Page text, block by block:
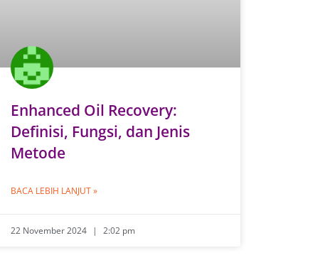
Enhanced Oil Recovery:
Definisi, Fungsi, dan Jenis
Metode
BACA LEBIH LANJUT »
22 November 2024 2:02 pm